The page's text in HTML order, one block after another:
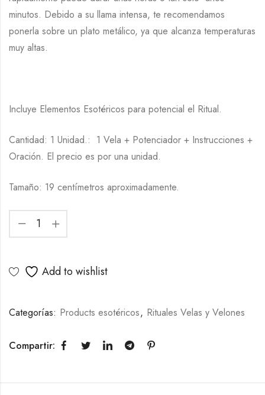
minutos. Debido a su llama intensa, te recomendamos
ponerla sobre un plato metálico, ya que alcanza temperaturas
muy altas.
Incluye Elementos Esotéricos para potencial el Ritual.
Cantidad: 1 Unidad.: 1 Vela + Potenciador + Instrucciones +
Oración. El precio es por una unidad.
Tamaño: 19 centímetros aproximadamente.
Add to wishlist
Categorías: Products esotéricos, Rituales Velas y Velones
Compartir: